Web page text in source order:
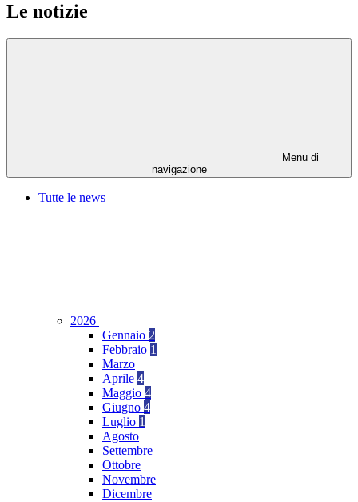
Le notizie
Menu di
navigazione
Tutte le news
2026
Gennaio 2
Febbraio 1
Marzo
Aprile 4
Maggio 4
Giugno 4
Luglio 1
Agosto
Settembre
Ottobre
Novembre
Dicembre